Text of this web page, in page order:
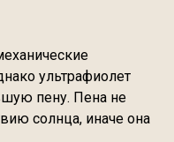
ультрафиолет
пену. Пена не
солнца, иначе она